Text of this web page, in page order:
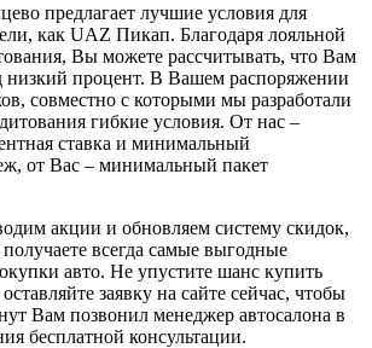
предлагает лучшие условия для
как UAZ Пикап. Благодаря лояльной
Вы можете рассчитывать, что Вам
низкий процент. В Вашем распоряжении
совместно с которыми мы разработали
гибкие условия. От нас –
ставка и минимальный
от Вас – минимальный пакет
акции и обновляем систему скидок,
всегда самые выгодные
авто. Не упустите шанс купить
заявку на сайте сейчас, чтобы
Вам позвонил менеджер автосалона в
бесплатной консультации.